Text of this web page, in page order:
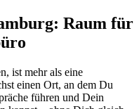
Raum für
ist mehr als eine
einen Ort, an dem Du
führen und Dein